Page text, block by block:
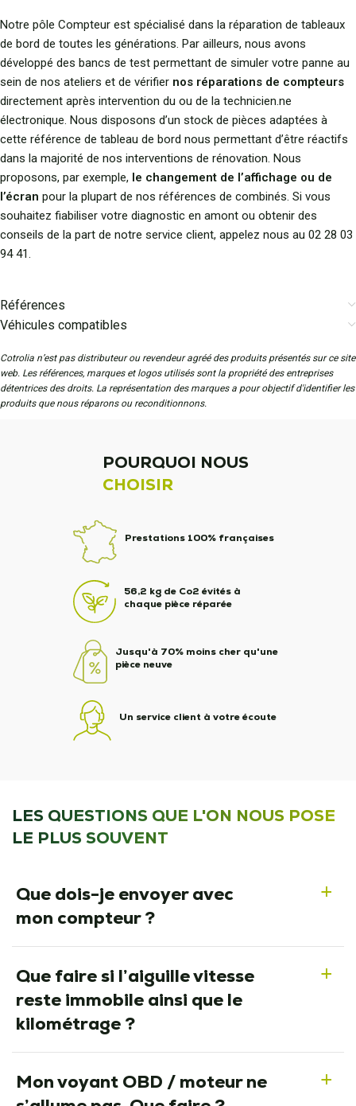
Notre pôle Compteur est spécialisé dans la réparation de tableaux
de bord de toutes les générations. Par ailleurs, nous avons
développé des bancs de test permettant de simuler votre panne au
sein de nos ateliers et de vérifier nos réparations de compteurs
directement après intervention du ou de la technicien.ne
électronique. Nous disposons d’un stock de pièces adaptées à
cette référence de tableau de bord nous permettant d’être réactifs
dans la majorité de nos interventions de rénovation. Nous
proposons, par exemple, le changement de l’affichage ou de
l’écran pour la plupart de nos références de combinés. Si vous
souhaitez fiabiliser votre diagnostic en amont ou obtenir des
conseils de la part de notre service client, appelez nous au 02 28 03
94 41.
Références
Véhicules compatibles
Cotrolia n’est pas distributeur ou revendeur agréé des produits présentés sur ce site
web. Les références, marques et logos utilisés sont la propriété des entreprises
détentrices des droits. La représentation des marques a pour objectif d'identifier les
produits que nous réparons ou reconditionnons.
POURQUOI NOUS
CHOISIR
Prestations 100% françaises
56,2 kg de Co2 évités à
chaque pièce réparée
Jusqu'à 70% moins cher qu'une
pièce neuve
Un service client à votre écoute
LES QUESTIONS QUE L'ON NOUS POSE
LE PLUS SOUVENT
a
Que dois-je envoyer avec
mon compteur ?
a
Que faire si l’aiguille vitesse
reste immobile ainsi que le
kilométrage ?
a
Mon voyant OBD / moteur ne